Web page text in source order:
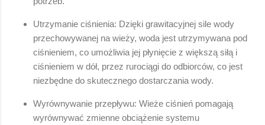
Utrzymanie ciśnienia: Dzięki grawitacyjnej sile wody
przechowywanej na wieży, woda jest utrzymywana pod
ciśnieniem, co umożliwia jej płynięcie z większą siłą i
ciśnieniem w dół, przez rurociągi do odbiorców, co jest
niezbędne do skutecznego dostarczania wody.
Wyrównywanie przepływu: Wieże ciśnień pomagają
wyrównywać zmienne obciążenie systemu